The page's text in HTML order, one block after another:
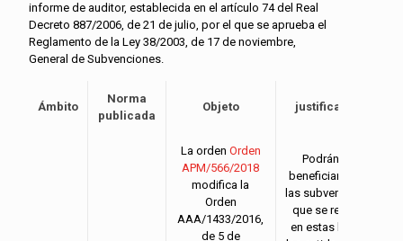
informe de auditor, establecida en el artículo 74 del Real
Decreto 887/2006, de 21 de julio, por el que se aprueba el
Reglamento de la Ley 38/2003, de 17 de noviembre,
General de Subvenciones.
Ámbito
Norma
publicada
Objeto justificación
La orden Orden
APM/566/2018
modifica la
Orden
AAA/1433/2016,
de 5 de
Podrán ser
beneficiarios de
las subvenciones
que se regulan
en estas bases